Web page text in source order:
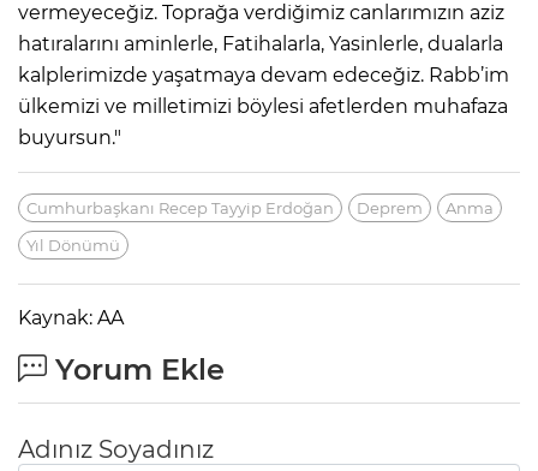
vermeyeceğiz. Toprağa verdiğimiz canlarımızın aziz
hatıralarını aminlerle, Fatihalarla, Yasinlerle, dualarla
kalplerimizde yaşatmaya devam edeceğiz. Rabb’im
ülkemizi ve milletimizi böylesi afetlerden muhafaza
buyursun."
Cumhurbaşkanı Recep Tayyip Erdoğan Deprem
Anma
Yıl Dönümü
Kaynak: AA
Yorum Ekle
Adınız Soyadınız